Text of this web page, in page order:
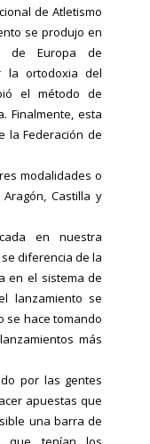
de Atletismo
se produjo en
de Europa de
la ortodoxia del
el método de
Finalmente, esta
la Federación de
modalidades o
Castilla y
en nuestra
diferencia de la
en el sistema de
lanzamiento se
se hace tomando
más
por las gentes
apuestas que
una barra de